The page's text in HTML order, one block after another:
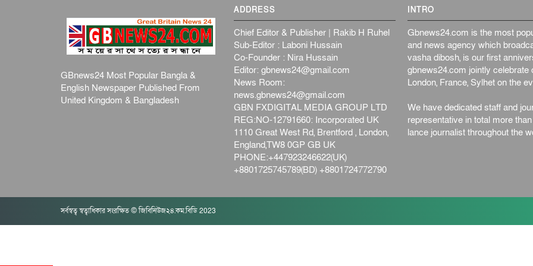
GBnews24 Most Popular Bangla &
English Newspaper Published From
United Kingdom & Bangladesh
ADDRESS
Chief Editor & Publisher | Rakib H Ruhel
Sub-Editor : Laboni Hussain
Co-Founder : Nira Hussain
Editor:gbnews24@gmail.com
News Room:
news.gbnews24@gmail.com
GBN FXDIGITAL MEDIA GROUP LTD
REG:NO-12791660: Incorporated UK
1110 Great West Rd, Brentford , London,
England,TW8 0GP GB UK
PHONE:+447923246622(UK)
+8801725745789(BD) +8801724772790
INTRO
Gbnews24.com is the most
and news agency which
vasha dibosh, is our first
gbnews24.com jointly
London, France, Sylhet on the
We have dedicated staff and
representative in total more
lance journalist throughout the
সর্বস্বত্ব স্বত্বাধিকার সংরক্ষিত © জিবিনিউজ২৪.কম.বিডি 2023